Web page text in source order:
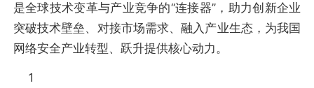
是全球技术变革与产业竞争的“连接器”，助力创新企业
突破技术壁垒、对接市场需求、融入产业生态，为我国
网络安全产业转型、跃升提供核心动力。
1